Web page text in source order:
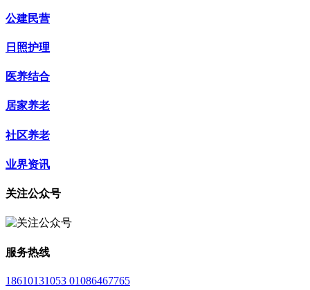
公建民营
日照护理
医养结合
居家养老
社区养老
业界资讯
关注公众号
服务热线
18610131053 01086467765